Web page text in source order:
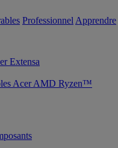
Professionnel Apprendre
Extensa
Acer AMD Ryzen™